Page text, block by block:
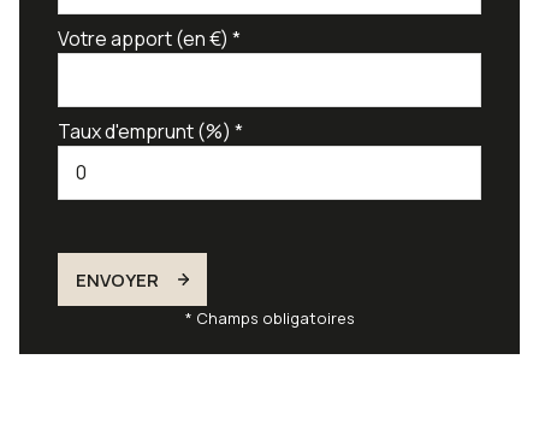
Votre apport (en €) *
Taux d'emprunt (%) *
ENVOYER
* Champs obligatoires